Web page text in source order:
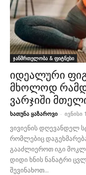
ჯანმრთელობა & ფიტნესი
იდეალური
მხოლოდ
ვარჯიში
ხათუნა ყაზაროვი - ივნისი
ვივიენის დღევანდელ
რომლებიც
გააძლიეროთ იგი
დიდი ხნის ნანატრი
შევინახოთ...